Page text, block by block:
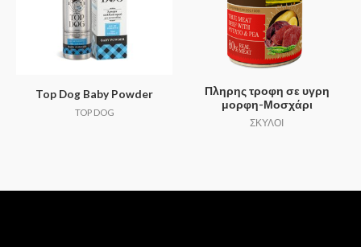
Top Dog Baby Powder
TOP DOG
Πληρης τροφη σε υγρη
μορφη-Μοσχάρι
ΣΚΥΛΟΙ